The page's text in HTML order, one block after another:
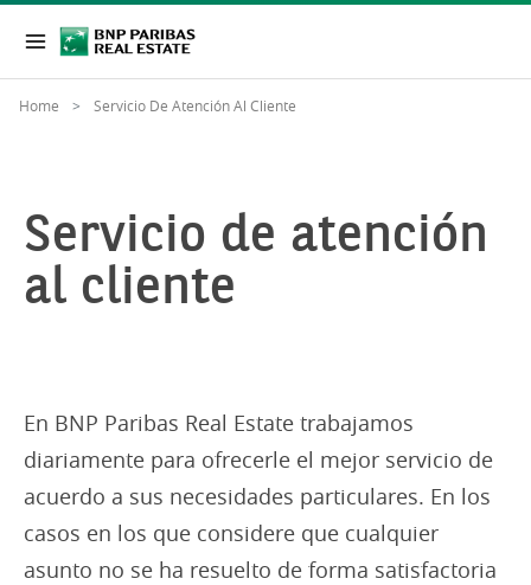
Home Servicio De Atención Al Cliente
Servicio de atención
al cliente
En BNP Paribas Real Estate trabajamos
diariamente para ofrecerle el mejor servicio de
acuerdo a sus necesidades particulares. En los
casos en los que considere que cualquier
asunto no se ha resuelto de forma satisfactoria